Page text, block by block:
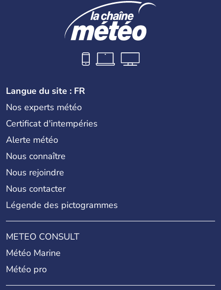
Langue du site : FR
Nos experts météo
Certificat d'intempéries
Alerte météo
Nous connaître
Nous rejoindre
Nous contacter
Légende des pictogrammes
METEO CONSULT
Météo Marine
Météo pro